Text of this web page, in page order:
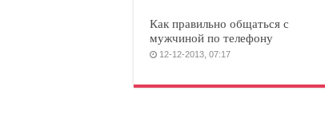
Как правильно общаться с
мужчиной по телефону
12-12-2013, 07:17